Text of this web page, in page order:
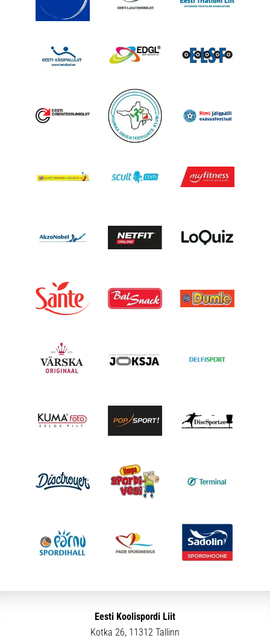
Eesti Koolispordi Liit
Kotka 26, 11312 Tallinn